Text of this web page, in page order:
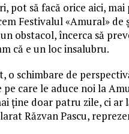
pot să facă orice aici,
Festivalul «Amural» de
obstacol, încerca să
că e un loc insalubru.
o schimbare de
care le aduce noi la
ține doar patru zile, ci ar
Răzvan Pascu,